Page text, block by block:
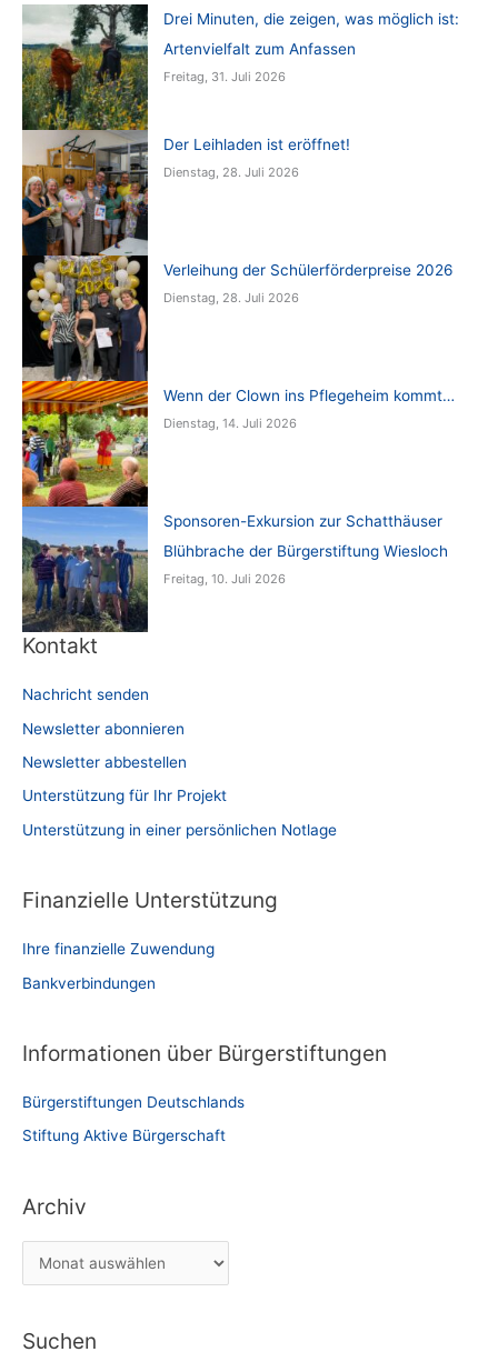
Drei Minuten, die zeigen, was möglich ist:
Artenvielfalt zum Anfassen
Freitag, 31. Juli 2026
Der Leihladen ist eröffnet!
Dienstag, 28. Juli 2026
Verleihung der Schülerförderpreise 2026
Dienstag, 28. Juli 2026
Wenn der Clown ins Pflegeheim kommt…
Dienstag, 14. Juli 2026
Sponsoren-Exkursion zur Schatthäuser
Blühbrache der Bürgerstiftung Wiesloch
Freitag, 10. Juli 2026
Kontakt
Nachricht senden
Newsletter abonnieren
Newsletter abbestellen
Unterstützung für Ihr Projekt
Unterstützung in einer persönlichen Notlage
Finanzielle Unterstützung
Ihre finanzielle Zuwendung
Bankverbindungen
Informationen über Bürgerstiftungen
Bürgerstiftungen Deutschlands
Stiftung Aktive Bürgerschaft
Archiv
r
h
Suchen